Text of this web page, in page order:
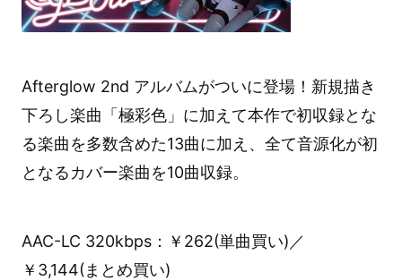
Afterglow 2nd アルバムがついに登場！新規描き
下ろし楽曲「極彩色」に加えて本作で初収録とな
る楽曲を多数含めた13曲に加え、全て音源化が初
となるカバー楽曲を10曲収録。
AAC-LC 320kbps：￥262(単曲買い)／
￥3,144(まとめ買い)